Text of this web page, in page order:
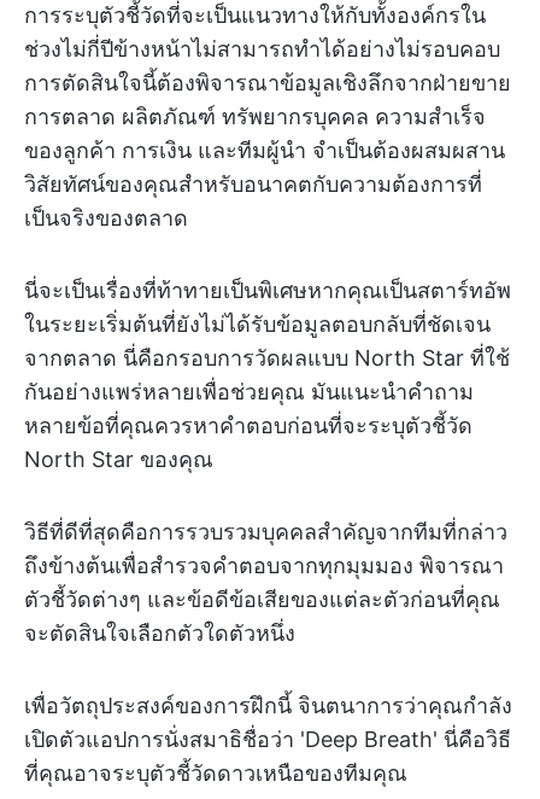
การระบุตัวชี้วัดที่จะเป็นแนวทางให้กับทั้งองค์กรใน
ช่วงไม่กี่ปีข้างหน้าไม่สามารถทำได้อย่างไม่รอบคอบ
การตัดสินใจนี้ต้องพิจารณาข้อมูลเชิงลึกจากฝ่ายขาย
การตลาด ผลิตภัณฑ์ ทรัพยากรบุคคล ความสำเร็จ
ของลูกค้า การเงิน และทีมผู้นำ จำเป็นต้องผสมผสาน
วิสัยทัศน์ของคุณสำหรับอนาคตกับความต้องการที่
เป็นจริงของตลาด
นี่จะเป็นเรื่องที่ท้าทายเป็นพิเศษหากคุณเป็นสตาร์ทอัพ
ในระยะเริ่มต้นที่ยังไม่ได้รับข้อมูลตอบกลับที่ชัดเจน
จากตลาด นี่คือกรอบการวัดผลแบบ North Star ที่ใช้
กันอย่างแพร่หลายเพื่อช่วยคุณ มันแนะนำคำถาม
หลายข้อที่คุณควรหาคำตอบก่อนที่จะระบุตัวชี้วัด
North Star ของคุณ
วิธีที่ดีที่สุดคือการรวบรวมบุคคลสำคัญจากทีมที่กล่าว
ถึงข้างต้นเพื่อสำรวจคำตอบจากทุกมุมมอง พิจารณา
ตัวชี้วัดต่างๆ และข้อดีข้อเสียของแต่ละตัวก่อนที่คุณ
จะตัดสินใจเลือกตัวใดตัวหนึ่ง
เพื่อวัตถุประสงค์ของการฝึกนี้ จินตนาการว่าคุณกำลัง
เปิดตัวแอปการนั่งสมาธิชื่อว่า 'Deep Breath' นี่คือวิธี
ที่คุณอาจระบุตัวชี้วัดดาวเหนือของทีมคุณ